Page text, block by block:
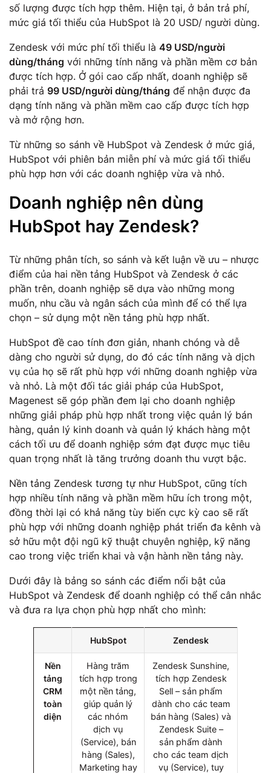
số lượng được tích hợp thêm. Hiện tại, ở bản trả phí,
mức giá tối thiểu của HubSpot là 20 USD/ người dùng.
Zendesk với mức phí tối thiểu là 49 USD/người
dùng/tháng với những tính năng và phần mềm cơ bản
được tích hợp. Ở gói cao cấp nhất, doanh nghiệp sẽ
phải trả 99 USD/người dùng/tháng để nhận được đa
dạng tính năng và phần mềm cao cấp được tích hợp
và mở rộng hơn.
Từ những so sánh về HubSpot và Zendesk ở mức giá,
HubSpot với phiên bản miễn phí và mức giá tối thiểu
phù hợp hơn với các doanh nghiệp vừa và nhỏ.
Doanh nghiệp nên dùng
HubSpot hay Zendesk?
Từ những phân tích, so sánh và kết luận về ưu – nhược
điểm của hai nền tảng HubSpot và Zendesk ở các
phần trên, doanh nghiệp sẽ dựa vào những mong
muốn, nhu cầu và ngân sách của mình để có thể lựa
chọn – sử dụng một nền tảng phù hợp nhất.
HubSpot đề cao tính đơn giản, nhanh chóng và dễ
dàng cho người sử dụng, do đó các tính năng và dịch
vụ của họ sẽ rất phù hợp với những doanh nghiệp vừa
và nhỏ. Là một đối tác giải pháp của HubSpot,
Magenest sẽ góp phần đem lại cho doanh nghiệp
những giải pháp phù hợp nhất trong việc quản lý bán
hàng, quản lý kinh doanh và quản lý khách hàng một
cách tối ưu để doanh nghiệp sớm đạt được mục tiêu
quan trọng nhất là tăng trưởng doanh thu vượt bậc.
Nền tảng Zendesk tương tự như HubSpot, cũng tích
hợp nhiều tính năng và phần mềm hữu ích trong một,
đồng thời lại có khả năng tùy biến cực kỳ cao sẽ rất
phù hợp với những doanh nghiệp phát triển đa kênh và
sở hữu một đội ngũ kỹ thuật chuyên nghiệp, kỹ năng
cao trong việc triển khai và vận hành nền tảng này.
Dưới đây là bảng so sánh các điểm nổi bật của
HubSpot và Zendesk để doanh nghiệp có thể cân nhắc
và đưa ra lựa chọn phù hợp nhất cho mình:
HubSpot Zendesk
Nền
tảng
CRM
toàn
diện
Hàng trăm
tích hợp trong
một nền tảng,
giúp quản lý
các nhóm
dịch vụ
(Service), bán
hàng (Sales),
Marketing hay
Zendesk Sunshine,
tích hợp Zendesk
Sell – sản phẩm
dành cho các team
bán hàng (Sales) và
Zendesk Suite –
sản phẩm dành
cho các team dịch
vụ (Service), tuy